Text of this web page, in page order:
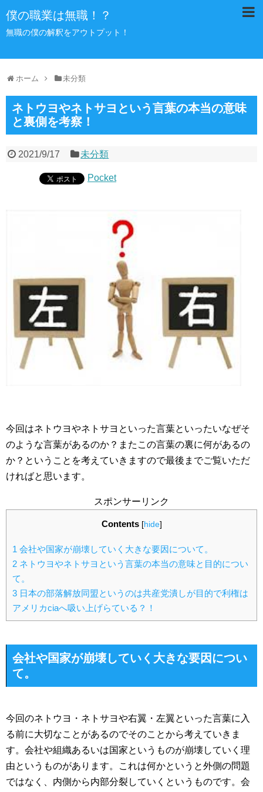
僕の職業は無職！？
無職の僕の解釈をアウトプット！
ホーム 未分類
ネトウヨやネトサヨという言葉の本当の意味
と裏側を考察！
2021/9/17 未分類
Pocket
今回はネトウヨやネトサヨといった言葉といったいなぜそ
のような言葉があるのか？またこの言葉の裏に何があるの
か？ということを考えていきますので最後までご覧いただ
ければと思います。
スポンサーリンク
Contents [hide]
1 会社や国家が崩壊していく大きな要因について。
2 ネトウヨやネトサヨという言葉の本当の意味と目的につい
て。
3 日本の部落解放同盟というのは共産党潰しが目的で利権は
アメリカciaへ吸い上げらている？！
会社や国家が崩壊していく大きな要因につい
て。
今回のネトウヨ・ネトサヨや右翼・左翼といった言葉に入
る前に大切なことがあるのでそのことから考えていきま
す。会社や組織あるいは国家というものが崩壊していく理
由というものがあります。これは何かというと外側の問題
ではなく、内側から内部分裂していくというものです。会